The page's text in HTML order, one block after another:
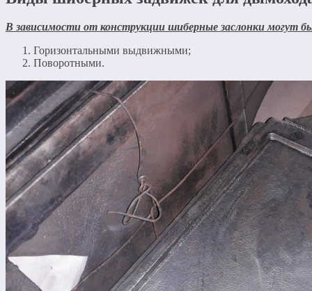
В зависимости от конструкции шиберные заслонки могут
Горизонтальными выдвижными;
Поворотными.